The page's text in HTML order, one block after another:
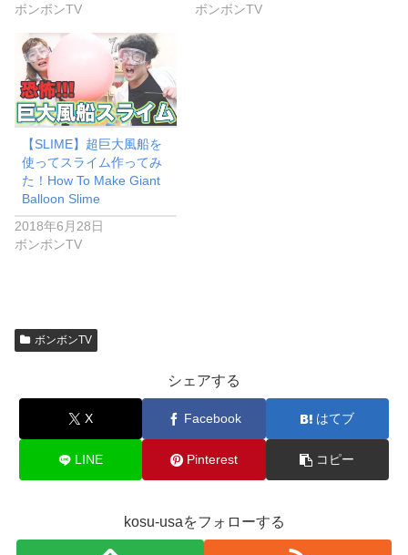
ボンボンTV ボンボンTV
【SLIME】超巨大風船を
使ってスライム作ってみ
た！How To Make Giant
Balloon Slime
2018年6月28日
ボンボンTV
ボンボンTV
シェアする
X Facebook はてブ
LINE Pinterest コピー
kosu-usaをフォローする